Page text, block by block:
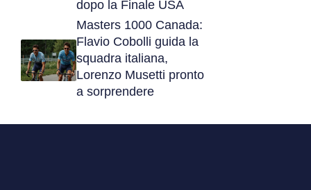
dopo la Finale USA
Masters 1000 Canada:
Flavio Cobolli guida la
squadra italiana,
Lorenzo Musetti pronto
a sorprendere